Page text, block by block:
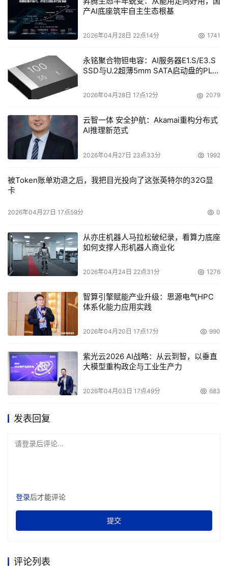
产AI底座筑牢自主生态根基
2026年04月28日 22点14分 1741
永铭聚合物钽电容：AI服务器E1.S/E3.S
SSD与U.2超薄5mm SATA启动盘的PLP
2026年04月28日 17点12分 2079
云智一体 安全护航：Akamai重构分布式
AI推理新范式
2026年04月27日 23点33分 1992
被Token账单劝退之后，我把目光投向了这张英特尔的32G显
卡
2026年04月27日 17点59分 0
从亦庄机器人马拉松破纪录，看算力底座
如何支撑人形机器人商业化
2026年04月24日 22点31分 1276
智算引擎赋能产业升级：思源电气HPC
体系化能力应用实践
2026年04月20日 17点17分 990
紫光云2026 AI战略：从云到智，以垂直
大模型重构政企与工业生产力
2026年04月03日 17点49分 683
发表回复
请登录后评论...
登录后才能评论
提交
评论列表